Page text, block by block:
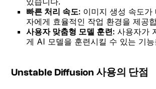
빠른 처리 속도: 이미지 생성 속도가
자에게 효율적인 작업 환경을 제공
사용자 맞춤형 모델 훈련: 사용자가
게 AI 모델을 훈련시킬 수 있는 기
Unstable Diffusion 사용의 단점